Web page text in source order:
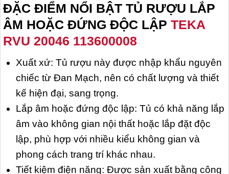
ĐẶC ĐIỂM NỔI BẬT TỦ RƯỢU LẮP
ÂM HOẶC ĐỨNG ĐỘC LẬP TEKA
RVU 20046 113600008
Xuất xứ: Tủ rượu này được nhập khẩu nguyên
chiếc từ Đan Mạch, nên có chất lượng và thiết
kế hiện đại, sang trọng.
Lắp âm hoặc đứng độc lập: Tủ có khả năng lắp
âm vào không gian nội thất hoặc lắp đặt độc
lập, phù hợp với nhiều kiểu không gian và
phong cách trang trí khác nhau.
Tiết kiệm điện năng: Được sản xuất bằng công